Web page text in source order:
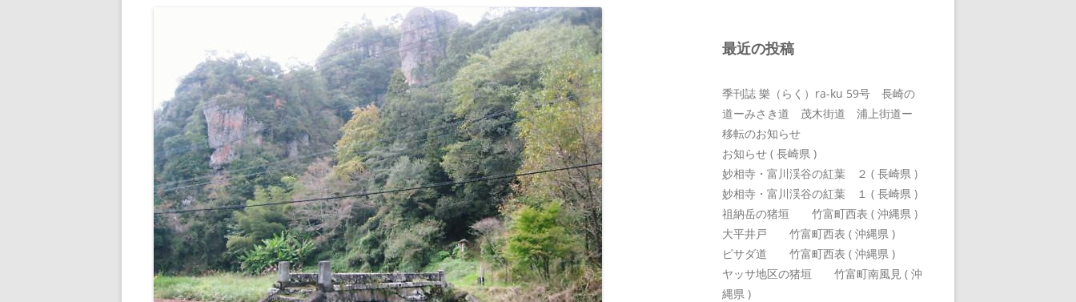
最近の投稿
季刊誌 樂（らく）ra-ku 59号 長崎の
道ーみさき道 茂木街道 浦上街道ー
移転のお知らせ
お知らせ ( 長崎県 )
妙相寺・富川渓谷の紅葉 ２ ( 長崎県 )
妙相寺・富川渓谷の紅葉 １ ( 長崎県 )
祖納岳の猪垣 竹富町西表 ( 沖縄県 )
大平井戸 竹富町西表 ( 沖縄県 )
ピサダ道 竹富町西表 ( 沖縄県 )
ヤッサ地区の猪垣 竹富町南風見 ( 沖
縄県 )